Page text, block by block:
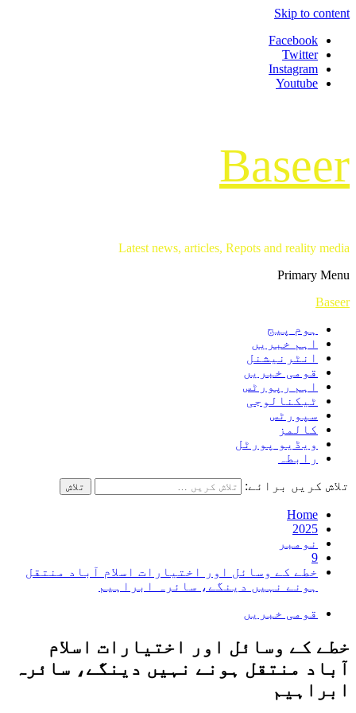
Skip to content
Facebook
Twitter
Instagram
Youtube
Baseer
Latest news, articles, Repots and reality media
Primary Menu
Baseer
ہوم پیج
اہم خبریں
انٹرنیشنل
قومی خبریں
اہم رپورٹس
ٹیکنالوجی
سپورٹس
کالمز
ویڈیو پورٹل
رابطہ
تلاش کریں برائے:
Home
2025
نومبر
9
خطے کے وسائل اور اختیارات اسلام آباد منتقل
ہونے نہیں دینگے، سائرہ ابراہیم
قومی خبریں
خطے کے وسائل اور اختیارات اسلام
آباد منتقل ہونے نہیں دینگے، سائرہ
ابراہیم